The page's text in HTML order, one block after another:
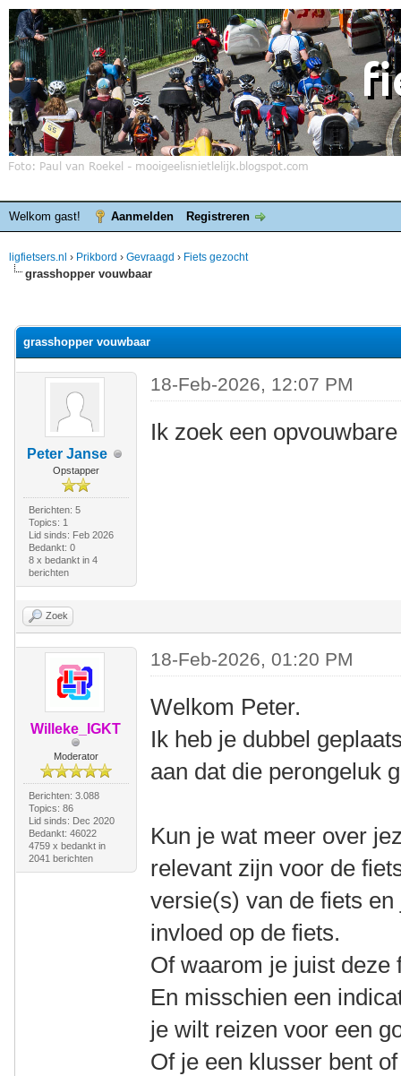
Welkom gast! Aanmelden Registreren
ligfietsers.nl › Prikbord › Gevraagd › Fiets gezocht
grasshopper vouwbaar
grasshopper vouwbaar
Peter Janse
Opstapper
Berichten: 5
Topics: 1
Lid sinds: Feb 2026
Bedankt: 0
8 x bedankt in 4
berichten
18-Feb-2026, 12:07 PM
Ik zoek een
Zoek
Willeke_IGKT
Moderator
Berichten: 3.088
Topics: 86
Lid sinds: Dec 2020
Bedankt: 46022
4759 x bedankt in
2041 berichten
18-Feb-2026, 01:20 PM
Welkom Peter.
Ik heb je dubbel
aan dat die perongeluk
Kun je wat meer over
relevant zijn voor de
versie(s) van de fiets
invloed op de fiets.
Of waarom je juist deze
En misschien een
je wilt reizen voor een
Of je een klusser bent